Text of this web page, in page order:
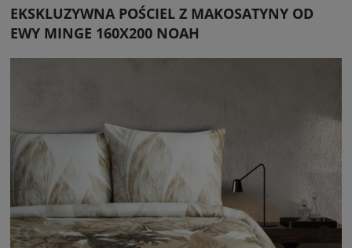
EKSKLUZYWNA POŚCIEL Z MAKOSATYNY OD
EWY MINGE 160X200 NOAH